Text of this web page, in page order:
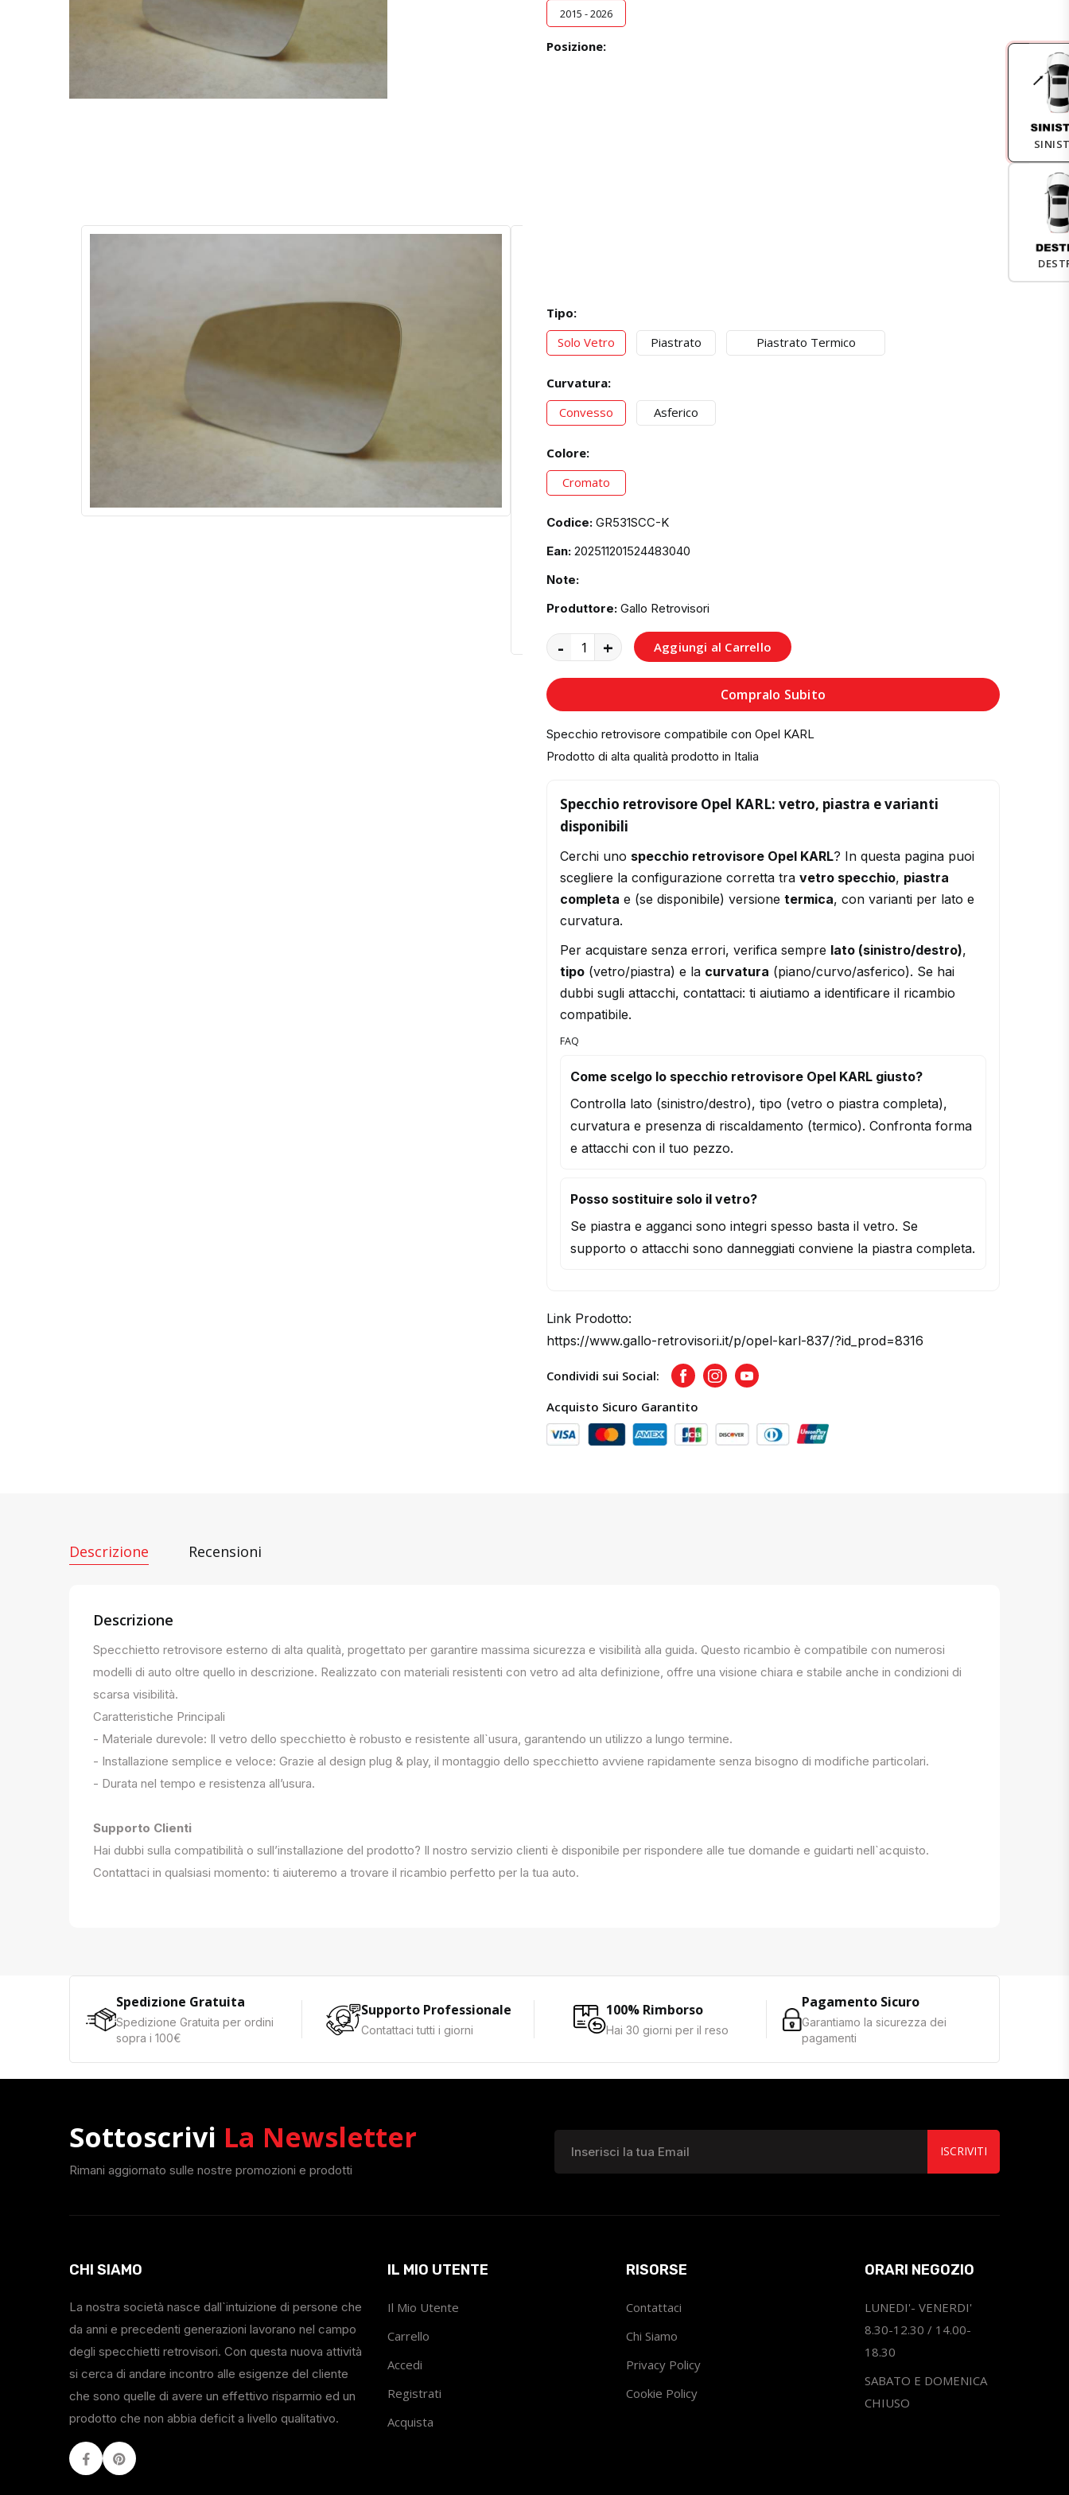
2015 - 2026
Posizione:
Tipo:
Solo Vetro
Piastrato Piastrato Termico
Curvatura:
Convesso
Asferico
Colore:
Cromato
Codice: GR531SCC-K
Ean: 202511201524483040
Note:
Produttore: Gallo Retrovisori
- + Aggiungi al Carrello
Compralo Subito
Specchio retrovisore compatibile con Opel KARL
Prodotto di alta qualità prodotto in Italia
Specchio retrovisore Opel KARL: vetro, piastra e varianti
disponibili
Cerchi uno specchio retrovisore Opel KARL? In questa pagina puoi
scegliere la configurazione corretta tra vetro specchio, piastra
completa e (se disponibile) versione termica, con varianti per lato e
curvatura.
Per acquistare senza errori, verifica sempre lato (sinistro/destro),
tipo (vetro/piastra) e la curvatura (piano/curvo/asferico). Se hai
dubbi sugli attacchi, contattaci: ti aiutiamo a identificare il ricambio
compatibile.
FAQ
Come scelgo lo specchio retrovisore Opel KARL giusto?
Controlla lato (sinistro/destro), tipo (vetro o piastra completa),
curvatura e presenza di riscaldamento (termico). Confronta forma
e attacchi con il tuo pezzo.
Posso sostituire solo il vetro?
Se piastra e agganci sono integri spesso basta il vetro. Se
supporto o attacchi sono danneggiati conviene la piastra completa.
Link Prodotto:
https://www.gallo-retrovisori.it/p/opel-karl-837/?id_prod=8316
Condividi sui Social: FacebookInstagramYoutube
Acquisto Sicuro Garantito
Descrizione Recensioni
Descrizione
Specchietto retrovisore esterno di alta qualità, progettato per garantire massima sicurezza e visibilità alla guida. Questo ricambio è compatibile con numerosi
modelli di auto oltre quello in descrizione. Realizzato con materiali resistenti con vetro ad alta definizione, offre una visione chiara e stabile anche in condizioni di
scarsa visibilità.
Caratteristiche Principali
- Materiale durevole: Il vetro dello specchietto è robusto e resistente all`usura, garantendo un utilizzo a lungo termine.
- Installazione semplice e veloce: Grazie al design plug & play, il montaggio dello specchietto avviene rapidamente senza bisogno di modifiche particolari.
- Durata nel tempo e resistenza all’usura.
Supporto Clienti
Hai dubbi sulla compatibilità o sull’installazione del prodotto? Il nostro servizio clienti è disponibile per rispondere alle tue domande e guidarti nell`acquisto.
Contattaci in qualsiasi momento: ti aiuteremo a trovare il ricambio perfetto per la tua auto.
Spedizione Gratuita
Spedizione Gratuita per ordini
sopra i 100€
Supporto Professionale
Contattaci tutti i giorni
100% Rimborso
Hai 30 giorni per il reso
Pagamento Sicuro
Garantiamo la sicurezza dei
pagamenti
Sottoscrivi La Newsletter
Rimani aggiornato sulle nostre promozioni e prodotti
ISCRIVITI
CHI SIAMO
La nostra società nasce dall`intuizione di persone che
da anni e precedenti generazioni lavorano nel campo
degli specchietti retrovisori. Con questa nuova attività
si cerca di andare incontro alle esigenze del cliente
che sono quelle di avere un effettivo risparmio ed un
prodotto che non abbia deficit a livello qualitativo.
FacebookYoutube
IL MIO UTENTE
Il Mio Utente
Carrello
Accedi
Registrati
Acquista
RISORSE
Contattaci
Chi Siamo
Privacy Policy
Cookie Policy
ORARI NEGOZIO
LUNEDI'- VENERDI'
8.30-12.30 / 14.00-
18.30
SABATO E DOMENICA
CHIUSO